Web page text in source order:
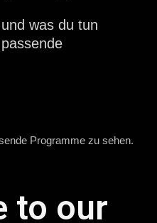
was du tun
Programme zu sehen.
to our